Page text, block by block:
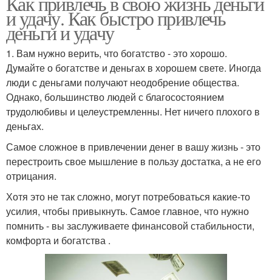
и удачу. Как быстро привлечь
деньги и удачу
1. Вам нужно верить, что богатство - это хорошо.
Думайте о богатстве и деньгах в хорошем свете. Иногда
люди с деньгами получают неодобрение общества.
Однако, большинство людей с благосостоянием
трудолюбивы и целеустремленны. Нет ничего плохого в
деньгах.
Самое сложное в привлечении денег в вашу жизнь - это
перестроить свое мышление в пользу достатка, а не его
отрицания.
Хотя это не так сложно, могут потребоваться какие-то
усилия, чтобы привыкнуть. Самое главное, что нужно
помнить - вы заслуживаете финансовой стабильности,
комфорта и богатства .